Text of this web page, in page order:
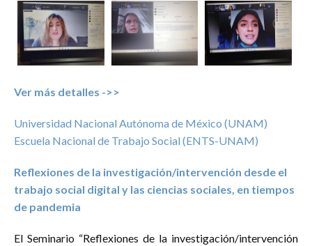
Ver más detalles ->>
Universidad Nacional Autónoma de México (UNAM)
Escuela Nacional de Trabajo Social (ENTS-UNAM)
Reflexiones de la investigación/intervención desde el
trabajo social digital y las ciencias sociales, en tiempos
de pandemia
El Seminario “Reflexiones de la investigación/intervención